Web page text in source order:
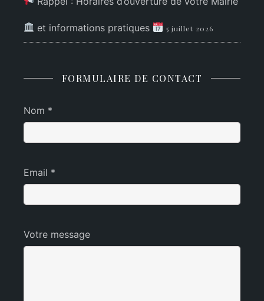
et informations pratiques 5 juillet 2026
FORMULAIRE DE CONTACT
Nom *
Email *
Votre message